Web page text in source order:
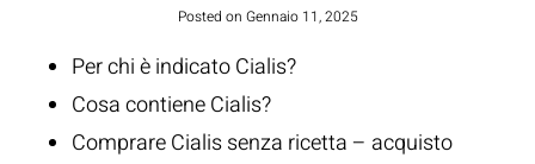
Posted on Gennaio 11, 2025
Per chi è indicato Cialis?
Cosa contiene Cialis?
Comprare Cialis senza ricetta – acquisto